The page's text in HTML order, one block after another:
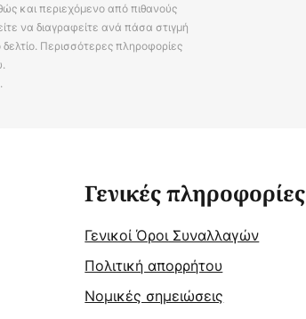
και περιεχόμενο από πιθανούς
να διαγραφείτε ανά πάσα στιγμή
Περισσότερες πληροφορίες
Γενικές πληροφορίες
Γενικοί Όροι Συναλλαγών
Πολιτική απορρήτου
Νομικές σημειώσεις